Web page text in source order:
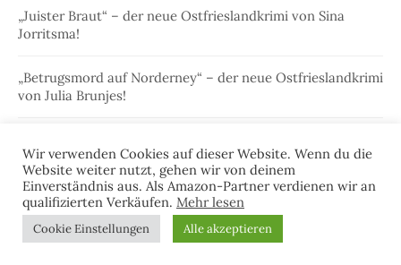
„Juister Braut“ – der neue Ostfrieslandkrimi von Sina
Jorritsma!
„Betrugsmord auf Norderney“ – der neue Ostfrieslandkrimi
von Julia Brunjes!
Ostfrieslandkrimi von Julia Brunjes
„Der Tote in der Schleuse“ – Alfred Bekkers neuer
Ostfrieslandkrimi!
Wir verwenden Cookies auf dieser Website. Wenn du die
Website weiter nutzt, gehen wir von deinem
Einverständnis aus. Als Amazon-Partner verdienen wir an
qualifizierten Verkäufen. Mehr lesen
Cookie Einstellungen Alle akzeptieren